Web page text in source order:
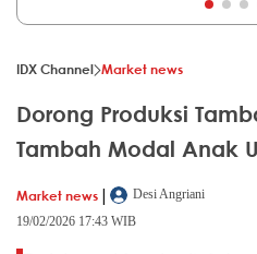
IDX Channel Market news
Dorong Produksi
Tambah Modal Anak
Market news |
Desi Angriani
19/02/2026 17:43 WIB